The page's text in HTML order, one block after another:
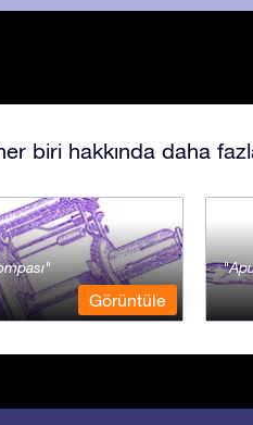
biri hakkında daha
Görüntüle